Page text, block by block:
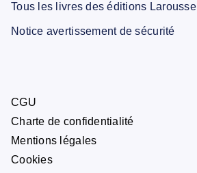
Tous les livres des éditions Larousse
Notice avertissement de sécurité
CGU
Charte de confidentialité
Mentions légales
Cookies